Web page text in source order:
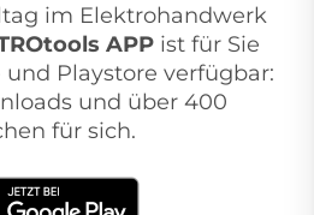
im Elektrohandwerk
APP ist für Sie
Playstore verfügbar:
und über 400
für sich.